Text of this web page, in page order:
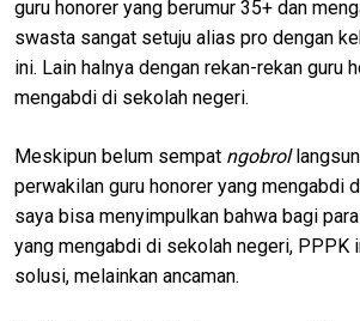
guru honorer yang berumur 35+ dan
swasta sangat setuju alias pro dengan
ini. Lain halnya dengan rekan-rekan guru
mengabdi di sekolah negeri.
Meskipun belum sempat ngobrol
perwakilan guru honorer yang mengabdi
saya bisa menyimpulkan bahwa bagi
yang mengabdi di sekolah negeri, PPPK
solusi, melainkan ancaman.